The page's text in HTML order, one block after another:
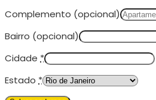
Complemento (opcional)
Bairro (opcional)
Cidade *
Estado *